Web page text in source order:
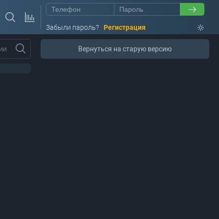
Забыли пароль? Регистрация
Вернуться на старую версию